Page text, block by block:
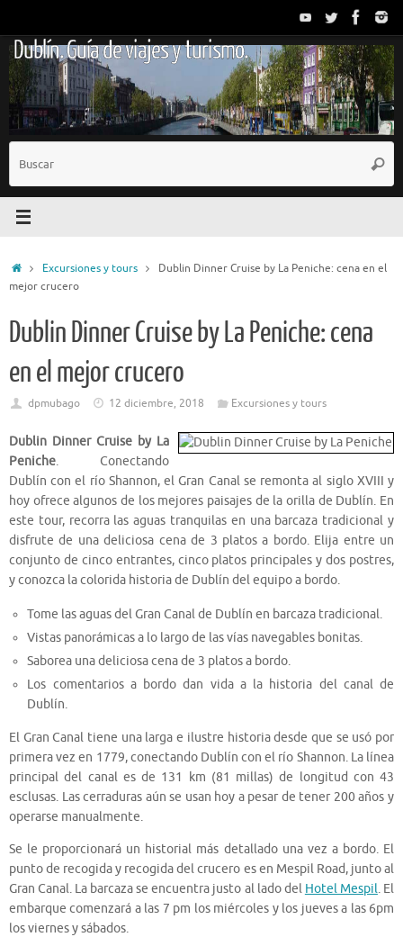
contenido
Dublín. Guía de viajes y turismo.
InicioExcursiones y tours
Dublin Dinner Cruise by La Peniche: cena en el
mejor crucero
Dublin Dinner Cruise by La Peniche: cena
en el mejor crucero
dpmubago 12 diciembre, 2018 Excursiones y tours
Dublin Dinner Cruise by La
Peniche. Conectando
Dublín con el río Shannon, el Gran Canal se remonta al siglo XVIII y
hoy ofrece algunos de los mejores paisajes de la orilla de Dublín. En
este tour, recorra las aguas tranquilas en una barcaza tradicional y
disfrute de una deliciosa cena de 3 platos a bordo. Elija entre un
conjunto de cinco entrantes, cinco platos principales y dos postres,
y conozca la colorida historia de Dublín del equipo a bordo.
Tome las aguas del Gran Canal de Dublín en barcaza tradicional.
Vistas panorámicas a lo largo de las vías navegables bonitas.
Saborea una deliciosa cena de 3 platos a bordo.
Los comentarios a bordo dan vida a la historia del canal de
Dublín.
El Gran Canal tiene una larga e ilustre historia desde que se usó por
primera vez en 1779, conectando Dublín con el río Shannon. La línea
principal del canal es de 131 km (81 millas) de longitud con 43
esclusas. Las cerraduras aún se usan hoy a pesar de tener 200 años y
operarse manualmente.
Se le proporcionará un historial más detallado una vez a bordo. El
punto de recogida y recogida del crucero es en Mespil Road, junto al
Gran Canal. La barcaza se encuentra justo al lado del Hotel Mespil. El
embarque comenzará a las 7 pm los miércoles y los jueves a las 6pm
los viernes y sábados.